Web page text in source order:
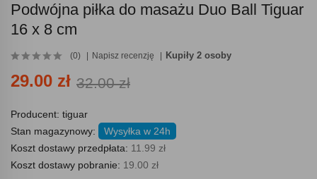
Podwójna piłka do masażu Duo Ball Tiguar
16 x 8 cm
(0) Napisz recenzję Kupiły 2 osoby
29.00 zł 32.00 zł
Producent: tiguar
Stan magazynowy:
Wysyłka w 24h
Koszt dostawy przedpłata: 11.99 zł
Koszt dostawy pobranie: 19.00 zł